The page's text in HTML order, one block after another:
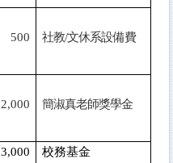
500 社教/文休系設備費
2,000 簡淑真老師獎學金
3,000 校務基金